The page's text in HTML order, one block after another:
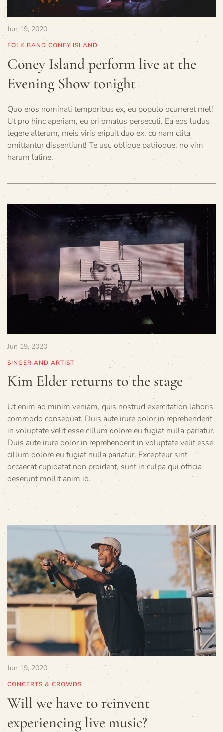
Jun 19, 2020
FOLK BAND CONEY ISLAND
Coney Island perform live at the
Evening Show tonight
Quo eros nominati temporibus ex, eu populo ocurreret mel!
Ut pro hinc aperiam, eu pri ornatus persecuti. Ea eos ludus
legere alterum, meis viris eripuit duo ex, cu nam clita
omittantur dissentiunt! Te usu oblique patrioque, no vim
harum latine.
Jun 19, 2020
SINGER AND ARTIST
Kim Elder returns to the stage
Ut enim ad minim veniam, quis nostrud exercitation laboris
commodo consequat. Duis aute irure dolor in reprehenderit
in voluptate velit esse cillum dolore eu fugiat nulla pariatur.
Duis aute irure dolor in reprehenderit in voluptate velit esse
cillum dolore eu fugiat nulla pariatur. Excepteur sint
occaecat cupidatat non proident, sunt in culpa qui officia
deserunt mollit anim id.
Jun 19, 2020
CONCERTS & CROWDS
Will we have to reinvent
experiencing live music?